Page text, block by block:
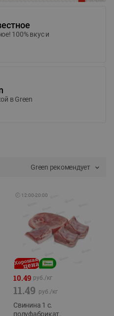
100% вкус и
в Green
Green рекомендует
🕘 12:00-20:00
10.49 руб./кг
11.49 руб./кг
Свинина 1 с.
полуфабрикат,